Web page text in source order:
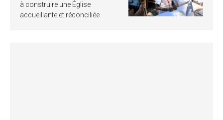
à construire une Église
accueillante et réconciliée